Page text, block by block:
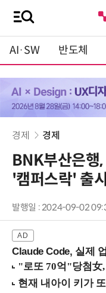
AI·SW 반도체
경제 경제
BNK부산은행
'캠퍼스락' 출시
발행일 : 2024-09-02
Claude Code, 실제 업무